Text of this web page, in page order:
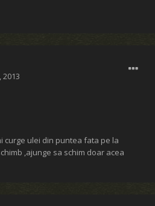
2013
curge ulei din puntea fata pe la
,ajunge sa schim doar acea